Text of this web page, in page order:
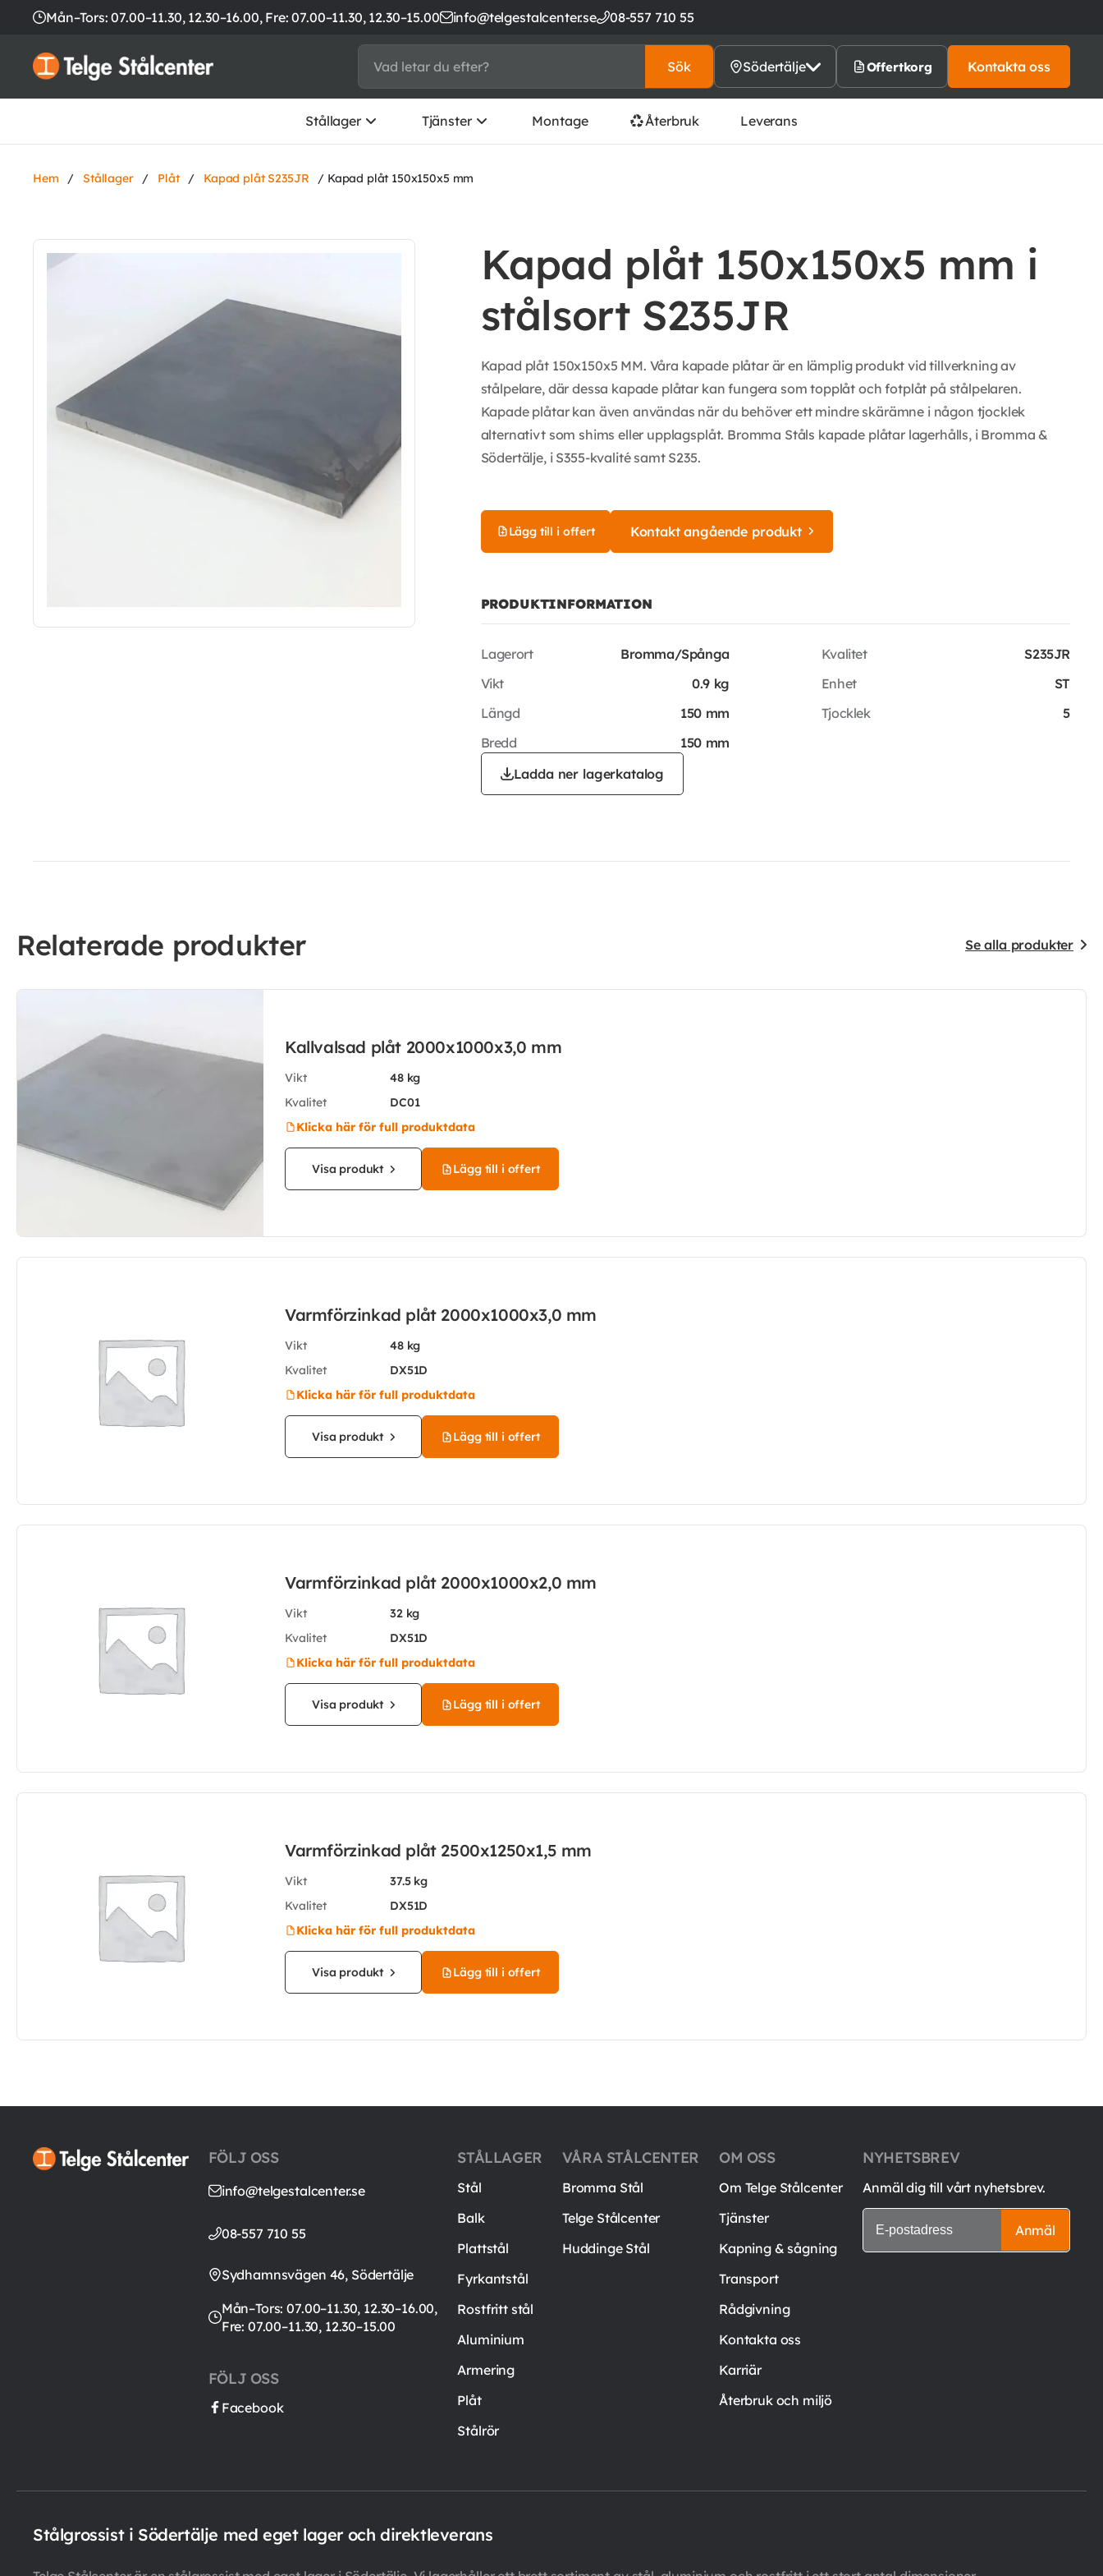
Mån–Tors: 07.00–11.30, 12.30–16.00,Fre: 07.00–11.30, 12.30–15.00 info@telgestalcenter.se 08-557 710 55
Sök Södertälje Offertkorg Kontakta oss
Stållager Tjänster Montage Återbruk Leverans
Hem / Stållager / Plåt / Kapad plåt S235JR / Kapad plåt 150x150x5 mm
Kapad plåt 150x150x5 mm i
stålsort S235JR
Kapad plåt 150x150x5 MM. Våra kapade plåtar är en lämplig produkt vid tillverkning av
stålpelare, där dessa kapade plåtar kan fungera som topplåt och fotplåt på stålpelaren.
Kapade plåtar kan även användas när du behöver ett mindre skärämne i någon tjocklek
alternativt som shims eller upplagsplåt. Bromma Ståls kapade plåtar lagerhålls, i Bromma &
Södertälje, i S355-kvalité samt S235.
Lägg till i offert Kontakt angående produkt
PRODUKTINFORMATION
Lagerort
Bromma/Spånga
Vikt
0.9 kg
Längd
150 mm
Bredd
150 mm
Kvalitet
S235JR
Enhet
ST
Tjocklek
5
Ladda ner lagerkatalog
Relaterade produkter Se alla produkter
Kallvalsad plåt 2000x1000x3,0 mm
Vikt
48 kg
Kvalitet
DC01
Klicka här för full produktdata
Visa produkt Lägg till i offert
Varmförzinkad plåt 2000x1000x3,0 mm
Vikt
48 kg
Kvalitet
DX51D
Klicka här för full produktdata
Visa produkt Lägg till i offert
Varmförzinkad plåt 2000x1000x2,0 mm
Vikt
32 kg
Kvalitet
DX51D
Klicka här för full produktdata
Visa produkt Lägg till i offert
Varmförzinkad plåt 2500x1250x1,5 mm
Vikt
37.5 kg
Kvalitet
DX51D
Klicka här för full produktdata
Visa produkt Lägg till i offert
FÖLJ OSS
info@telgestalcenter.se
08-557 710 55
Sydhamnsvägen 46, Södertälje
Mån–Tors: 07.00–11.30, 12.30–16.00,
Fre: 07.00–11.30, 12.30–15.00
FÖLJ OSS
Facebook
STÅLLAGER
Stål
Balk
Plattstål
Fyrkantstål
Rostfritt stål
Aluminium
Armering
Plåt
Stålrör
VÅRA STÅLCENTER
Bromma Stål
Telge Stålcenter
Huddinge Stål
OM OSS
Om Telge Stålcenter
Tjänster
Kapning & sågning
Transport
Rådgivning
Kontakta oss
Karriär
Återbruk och miljö
NYHETSBREV
Anmäl dig till vårt nyhetsbrev.
Anmäl
Stålgrossist i Södertälje med eget lager och direktleverans